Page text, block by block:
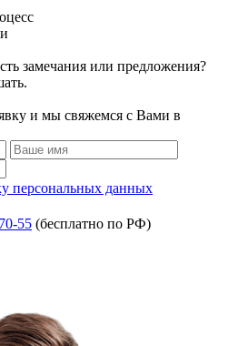
замечания или предложения?
и мы свяжемся с Вами в
персональных данных
55 (бесплатно по РФ)